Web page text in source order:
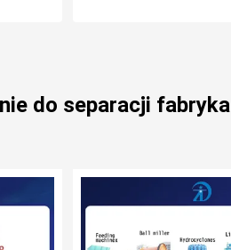
do separacji fabryka